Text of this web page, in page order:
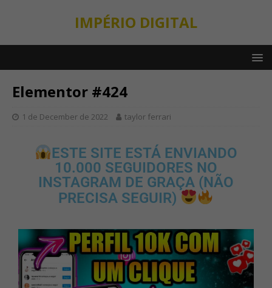
IMPÉRIO DIGITAL
Elementor #424
1 de December de 2022 taylor ferrari
ESTE SITE ESTÁ ENVIANDO
10.000 SEGUIDORES NO
INSTAGRAM DE GRAÇA (NÃO
PRECISA SEGUIR)